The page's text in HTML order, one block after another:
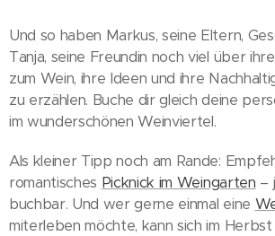
Und so haben Markus, seine Eltern,
Tanja, seine Freundin noch viel über
zum Wein, ihre Ideen und ihre
zu erzählen. Buche dir gleich deine
im wunderschönen Weinviertel.
Als kleiner Tipp noch am Rande:
romantisches Picknick im Weingarten –
buchbar. Und wer gerne einmal eine
miterleben möchte, kann sich im Herbst